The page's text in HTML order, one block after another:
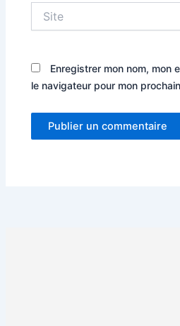
Enregistrer mon nom, mon
le navigateur pour mon